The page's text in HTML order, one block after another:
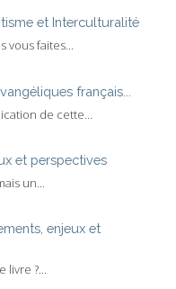
et Interculturalité
vous faites...
français...
de cette...
et perspectives
un...
enjeux et
?...